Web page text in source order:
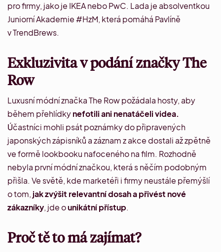
pro firmy, jako je IKEA nebo PwC. Lada je absolventkou
Juniorní Akademie #HzM, která pomáhá Pavlíně
v TrendBrews.
Exkluzivita v podání značky The
Row
Luxusní módní značkaThe Row požádala hosty, aby
během přehlídkynefotili ani nenatáčeli videa.
Účastníci mohli psát poznámky do připravených
japonských zápisníků a záznam z akce dostali až zpětně
ve formě lookbooku nafoceného na film. Rozhodně
nebyla první módní značkou, která s něčím podobným
přišla. Ve světě, kde marketéři i firmy neustále přemýšlí
o tom, jak zvýšit relevantní dosah a přivést nové
zákazníky, jde ounikátní přístup.
Proč tě to má zajímat?